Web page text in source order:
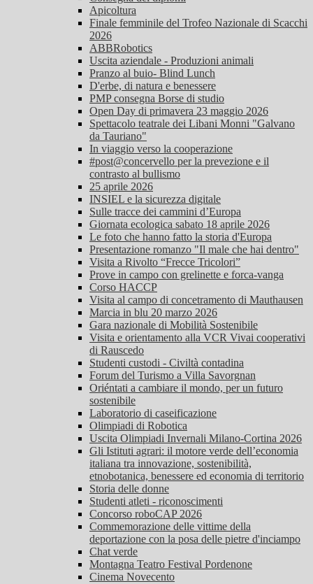
Apicoltura
Finale femminile del Trofeo Nazionale di Scacchi
2026
ABBRobotics
Uscita aziendale - Produzioni animali
Pranzo al buio- Blind Lunch
D'erbe, di natura e benessere
PMP consegna Borse di studio
Open Day di primavera 23 maggio 2026
Spettacolo teatrale dei Libani Monni "Galvano
da Tauriano"
In viaggio verso la cooperazione
#post@concervello per la prevezione e il
contrasto al bullismo
25 aprile 2026
INSIEL e la sicurezza digitale
Sulle tracce dei cammini d’Europa
Giornata ecologica sabato 18 aprile 2026
Le foto che hanno fatto la storia d'Europa
Presentazione romanzo "Il male che hai dentro"
Visita a Rivolto “Frecce Tricolori”
Prove in campo con grelinette e forca-vanga
Corso HACCP
Visita al campo di concetramento di Mauthausen
Marcia in blu 20 marzo 2026
Gara nazionale di Mobilità Sostenibile
Visita e orientamento alla VCR Vivai cooperativi
di Rauscedo
Studenti custodi - Civiltà contadina
Forum del Turismo a Villa Savorgnan
Oriéntati a cambiare il mondo, per un futuro
sostenibile
Laboratorio di caseificazione
Olimpiadi di Robotica
Uscita Olimpiadi Invernali Milano-Cortina 2026
Gli Istituti agrari: il motore verde dell’economia
italiana tra innovazione, sostenibilità,
etnobotanica, benessere ed economia di territorio
Storia delle donne
Studenti atleti - riconoscimenti
Concorso roboCAP 2026
Commemorazione delle vittime della
deportazione con la posa delle pietre d'inciampo
Chat verde
Montagna Teatro Festival Pordenone
Cinema Novecento